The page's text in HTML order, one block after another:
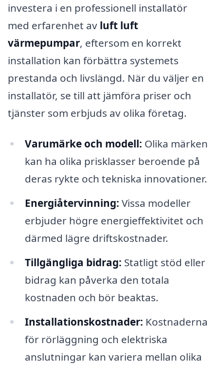
investera i en professionell installatör
med erfarenhet av luft luft
värmepumpar, eftersom en korrekt
installation kan förbättra systemets
prestanda och livslängd. När du väljer en
installatör, se till att jämföra priser och
tjänster som erbjuds av olika företag.
Varumärke och modell: Olika märken
kan ha olika prisklasser beroende på
deras rykte och tekniska innovationer.
Energiåtervinning: Vissa modeller
erbjuder högre energieffektivitet och
därmed lägre driftskostnader.
Tillgängliga bidrag: Statligt stöd eller
bidrag kan påverka den totala
kostnaden och bör beaktas.
Installationskostnader: Kostnaderna
för rörläggning och elektriska
anslutningar kan variera mellan olika